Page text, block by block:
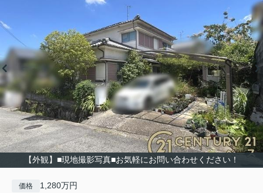
【外観】■現地撮影写真■お気軽にお問い合わせください！
価格 1,280万円